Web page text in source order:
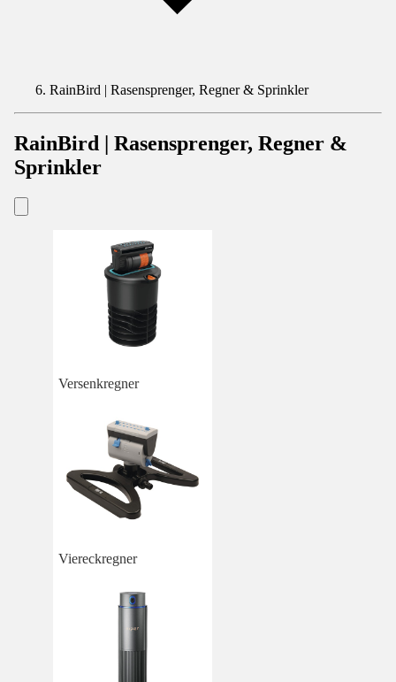
RainBird | Rasensprenger, Regner & Sprinkler
RainBird | Rasensprenger, Regner &
Sprinkler
Versenkregner
Viereckregner